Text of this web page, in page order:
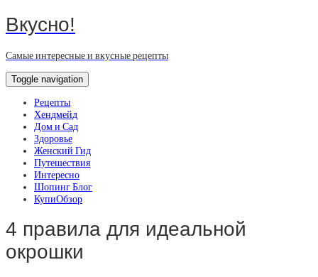
Вкусно!
Самые интересные и вкусные рецепты
Toggle navigation
Рецепты
Хендмейд
Дом и Сад
Здоровье
Женский Гид
Путешествия
Интересно
Шопинг Блог
КупиОбзор
4 правила для идеальной
окрошки